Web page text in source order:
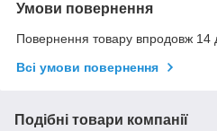
Умови повернення
Повернення товару впродовж 14
Всі умови повернення
Подібні товари компанії